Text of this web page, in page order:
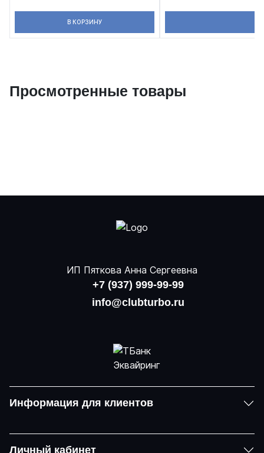
В КОРЗИНУ
Просмотренные товары
ИП Пяткова Анна Сергеевна
+7 (937) 999-99-99
info@clubturbo.ru
Информация для клиентов
Личный кабинет